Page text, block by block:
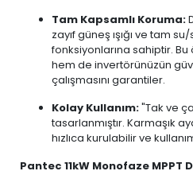
Tam Kapsamlı Koruma:
zayıf güneş ışığı ve tam
fonksiyonlarına sahiptir.
hem de invertörünüzün
çalışmasını garantiler.
Kolay Kullanım:"Tak ve
tasarlanmıştır. Karmaşık
hızlıca kurulabilir ve
Pantec 11kW Monofaze MPPT